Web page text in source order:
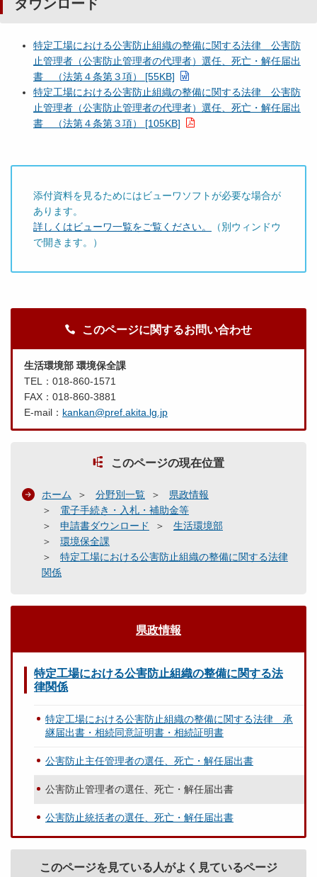
ダウンロード
特定工場における公害防止組織の整備に関する法律 公害防
止管理者（公害防止管理者の代理者）選任、死亡・解任届出
書 （法第４条第３項） [55KB]
特定工場における公害防止組織の整備に関する法律 公害防
止管理者（公害防止管理者の代理者）選任、死亡・解任届出
書 （法第４条第３項） [105KB]
添付資料を見るためにはビューワソフトが必要な場合が
あります。
詳しくはビューワ一覧をご覧ください。
（別ウィンドウ
で開きます。）
このページに関するお問い合わせ
生活環境部 環境保全課
TEL：018-860-1571
FAX：018-860-3881
E-mail： kankan@pref.akita.lg.jp
このページの現在位置
ホーム 分野別一覧
県政情報
電子手続き・入札・補助金等
申請書ダウンロード
生活環境部
環境保全課
特定工場における公害防止組織の整備に関する法律
関係
県政情報
特定工場における公害防止組織の整備に関する法
律関係
特定工場における公害防止組織の整備に関する法律 承
継届出書・相続同意証明書・相続証明書
公害防止主任管理者の選任、死亡・解任届出書
公害防止管理者の選任、死亡・解任届出書
公害防止統括者の選任、死亡・解任届出書
このページを見ている人がよく見ているページ